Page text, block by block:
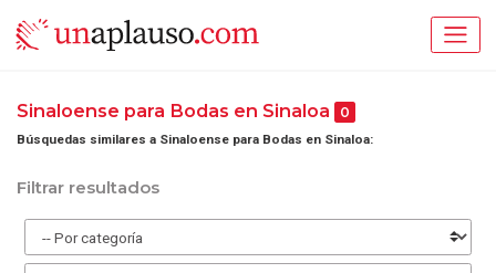
Sinaloense para Bodas en Sinaloa 0
Búsquedas similares a Sinaloense para Bodas en Sinaloa:
Filtrar resultados